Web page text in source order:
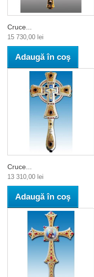
Cruce...
15 730,00 lei
Adaugă în coş
Cruce...
13 310,00 lei
Adaugă în coş